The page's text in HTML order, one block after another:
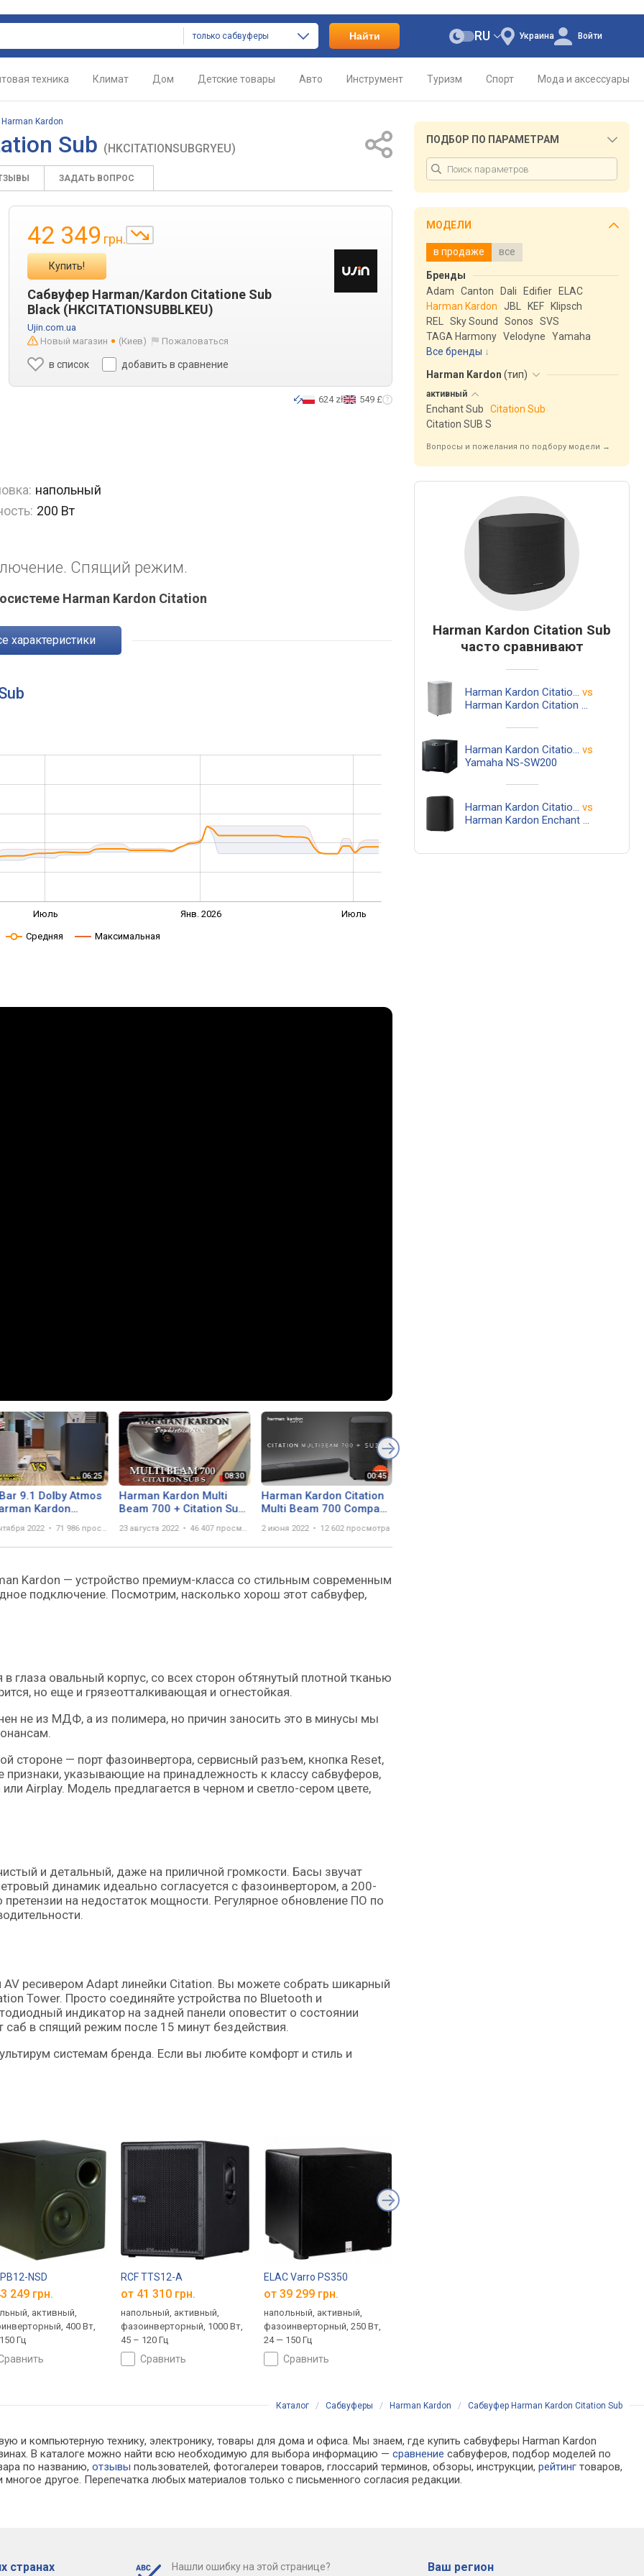
только сабвуферы Найти Украина
RU Войти
техника Климат Дом Детские товары Авто Инструмент Туризм Спорт Мода и аксессуары
Harman Kardon
Sub (HKCITATIONSUBGRYEU)
ЗАДАТЬ ВОПРОС
42 349 грн.
Купить!
Сабвуфер Harman/Kardon Citatione Sub
Black (HKCITATIONSUBBLKEU)
Ujin.com.ua
Новый магазин
(Киев) Пожаловаться
в список добавить в сравнение
624 zł 549 £
напольный
200 Вт
Спящий режим.
Harman Kardon Citation
характеристики
Июль Янв. 2026 Июль
Средняя Максимальная
9.1 Dolby Atmos
Kardon
- sound battle
2022 71 986 просмотров
Harman Kardon Multi
Beam 700 + Citation Sub
23 августа 2022 46 407 просмотров
Harman Kardon Citation
Multi Beam 700 Compact
Wireless Subwoofer
Deep Bass
2 июня 2022 12 602 просмотра
Kardon — устройство премиум-класса со стильным современным
подключение. Посмотрим, насколько хорош этот сабвуфер,
глаза овальный корпус, со всех сторон обтянутый плотной тканью
но еще и грязеотталкивающая и огнестойкая.
не из МДФ, а из полимера, но причин заносить это в минусы мы
стороне — порт фазоинвертора, сервисный разъем, кнопка Reset,
признаки, указывающие на принадлежность к классу сабвуферов,
Airplay. Модель предлагается в черном и светло-сером цвете,
и детальный, даже на приличной громкости. Басы звучат
динамик идеально согласуется с фазоинвертором, а 200-
на недостаток мощности. Регулярное обновление ПО по
AV ресивером Adapt линейки Citation. Вы можете собрать шикарный
Tower. Просто соединяйте устройства по Bluetooth и
индикатор на задней панели оповестит о состоянии
в спящий режим после 15 минут бездействия.
системам бренда. Если вы любите комфорт и стиль и
NSD
249 грн.
активный,
400 Вт,
Гц
сравнить
RCF TTS12-A
от 41 310 грн.
напольный, активный,
фазоинверторный, 1000 Вт,
45 – 120 Гц
сравнить
ELAC Varro PS350
от 39 299 грн.
напольный, активный,
фазоинверторный, 250 Вт,
24 — 150 Гц
сравнить
ПОДБОР ПО ПАРАМЕТРАМ
МОДЕЛИ
в продаже все
Бренды
Adam
Canton Dali Edifier
ELAC
Harman Kardon
JBL KEF
Klipsch
REL
Sky Sound Sonos
SVS
TAGA Harmony Velodyne
Yamaha
Все бренды
Harman Kardon (тип)
активный
Enchant Sub
Citation Sub
Citation SUB S
Вопросы и пожелания по подбору модели →
Harman Kardon Citation Sub
часто сравнивают
Harman Kardon Citation Sub vs
Harman Kardon Citation SUB S
Harman Kardon Citation Sub vs
Yamaha NS-SW200
Harman Kardon Citation Sub vs
Harman Kardon Enchant Sub
Каталог / Сабвуферы / Harman Kardon / Сабвуфер Harman Kardon Citation Sub
и компьютерную технику, электронику, товары для дома и офиса. Мы знаем, где купить сабвуферы Harman Kardon
В каталоге можно найти всю необходимую для выбора информацию —сравнение сабвуферов, подбор моделей по
по названию,отзывы пользователей, фотогалереи товаров, глоссарий терминов, обзоры, инструкции,рейтинг товаров,
многое другое. Перепечатка любых материалов только с письменного согласия редакции.
странах
Нашли ошибку на этой странице?
Ваш регион